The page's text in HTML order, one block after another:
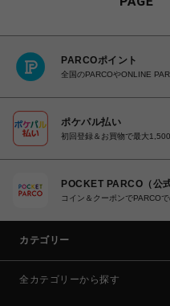
PARCOポイント
全国のPARCOやONLINE
ポケパル払い
初回登録＆お買物で最大
POCKET PARCO（公
コイン＆クーポンでPARCO
カテゴリー
全カテゴリーから探す